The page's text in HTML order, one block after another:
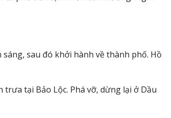
sau đó khởi hành về thành phố. Hồ
trưa tại Bảo Lộc. Phá vỡ, dừng lại ở Dầu